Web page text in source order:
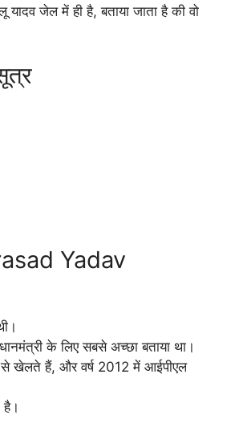
जेल में ही है, बताया जाता है की वो
Yadav
के लिए सबसे अच्छा बताया था।
से खेलते हैं, और वर्ष 2012 में आईपीएल